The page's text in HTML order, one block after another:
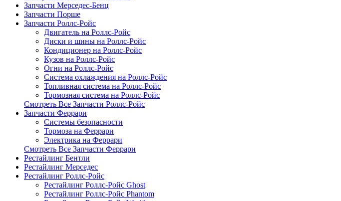
Запчасти Мерседес-Бенц
Запчасти Порше
Запчасти Роллс-Ройс
Двигатель на Роллс-Ройс
Диски и шины на Роллс-Ройс
Кондиционер на Роллс-Ройс
Кузов на Роллс-Ройс
Огни на Роллс-Ройс
Система охлаждения на Роллс-Ройс
Топливная система на Роллс-Ройс
Тормозная cистема на Роллс-Ройс
Смотреть Все Запчасти Роллс-Ройс
Запчасти Феррари
Системы безопасности
Тормоза на Феррари
Электрика на Феррари
Смотреть Все Запчасти Феррари
Рестайлинг Бентли
Рестайлинг Мерседес
Рестайлинг Роллс-Ройс
Рестайлинг Роллс-Ройс Ghost
Рестайлинг Роллс-Ройс Phantom